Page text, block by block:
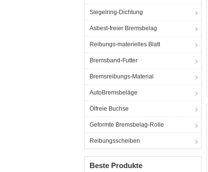
Siegelring-Dichtung
Asbest-freier Bremsbelag
Reibungs-materielles Blatt
Bremsband-Futter
Bremsreibungs-Material
AutoBremsbeläge
Ölfreie Buchse
Geformte Bremsbelag-Rolle
Reibungsscheiben
Beste Produkte